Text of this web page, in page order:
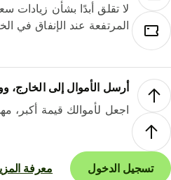
لا تقلق أبدًا بشأن زيادات
المرتفعة عند الإنفاق في
أرسل الأموال إلى الخارج،
اجعل لأموالك قيمة أكبر،
تسجيل الدخول معرفة المزيد